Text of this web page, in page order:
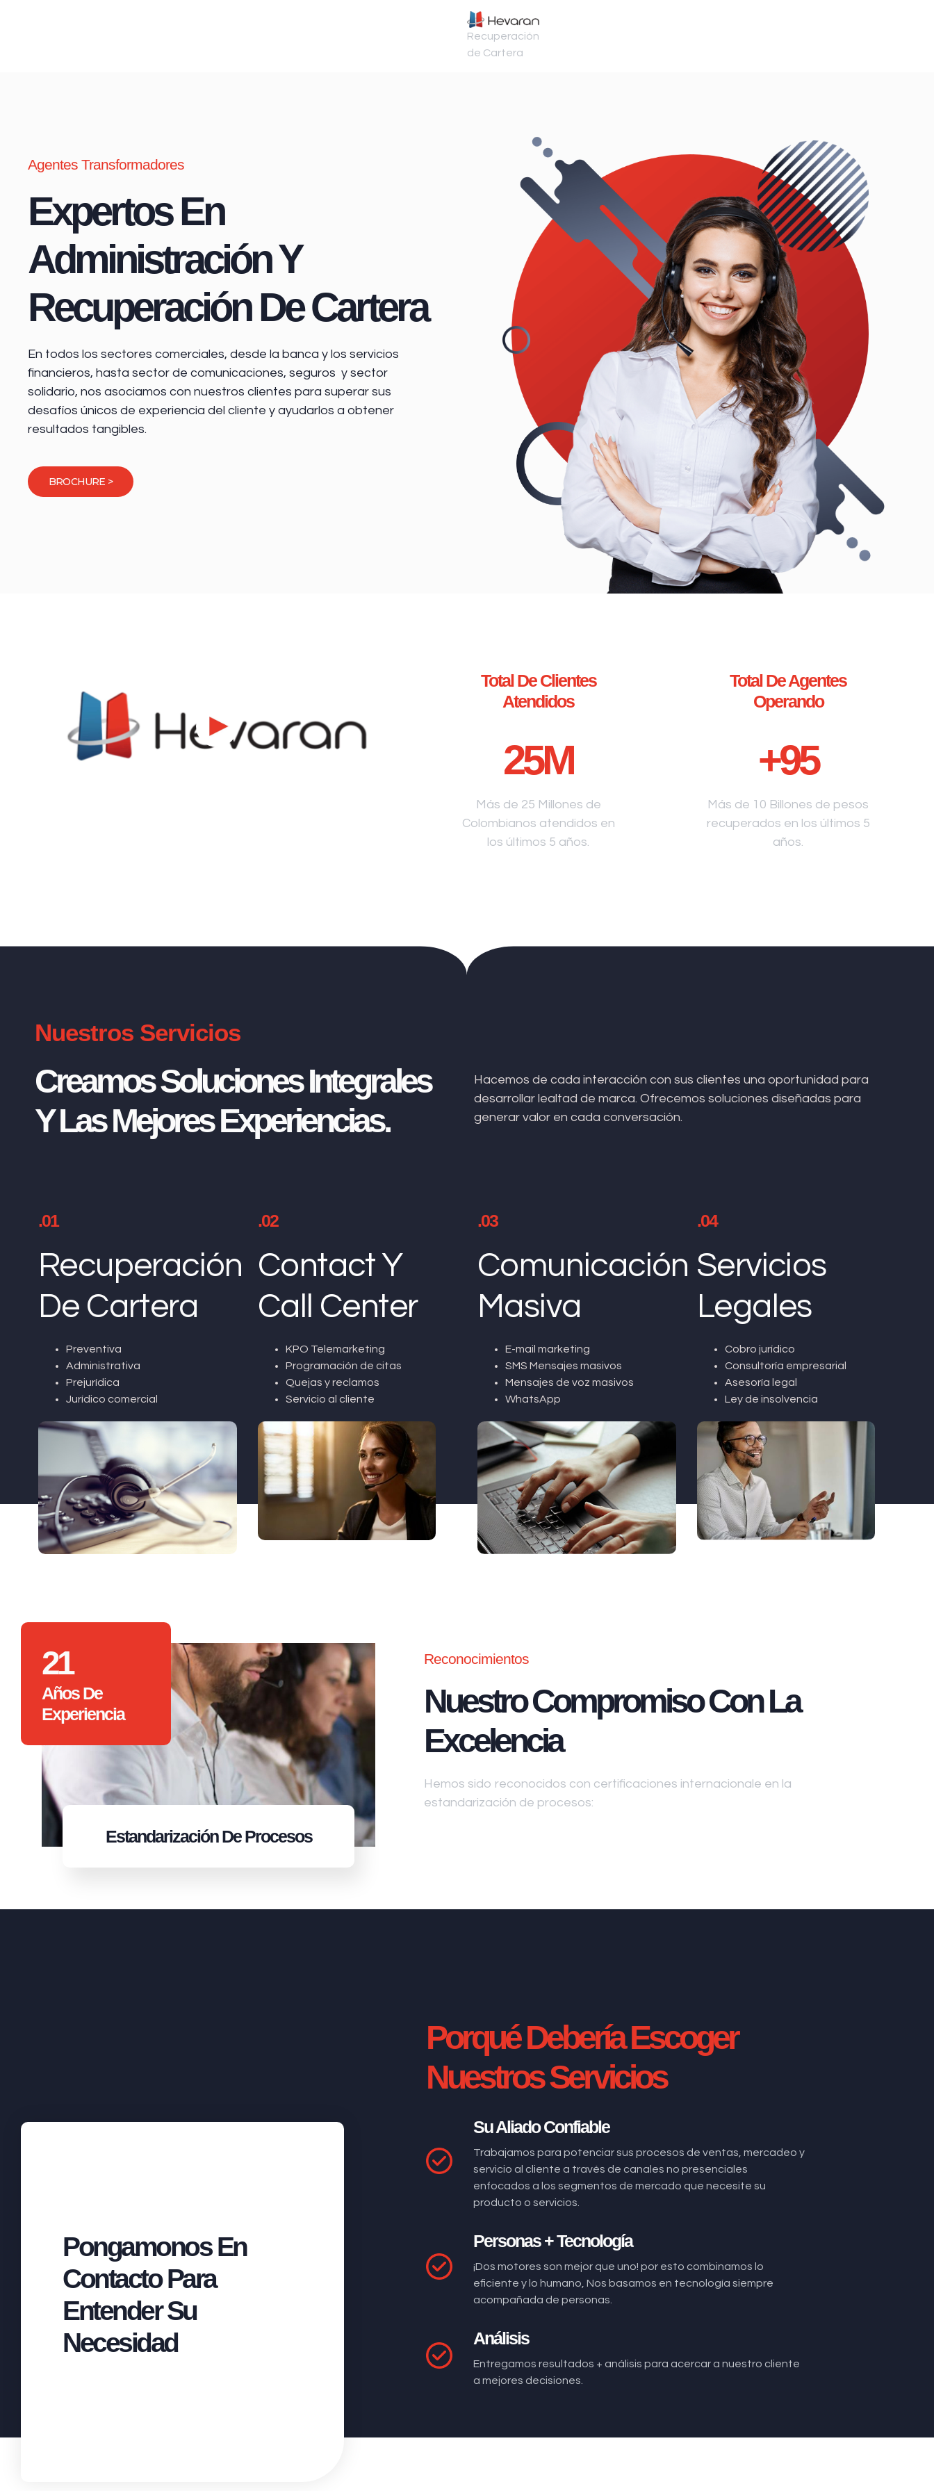
Recuperación
de Cartera
Agentes Transformadores
Expertos En
Administración Y
Recuperación De Cartera
En todos los sectores comerciales, desde la banca y los servicios
financieros, hasta sector de comunicaciones, seguros y sector
solidario, nos asociamos con nuestros clientes para superar sus
desafíos únicos de experiencia del cliente y ayudarlos a obtener
resultados tangibles.
BROCHURE >
Total De Clientes
Atendidos
25M
Más de 25 Millones de
Colombianos atendidos en
los últimos 5 años.
Total De Agentes
Operando
+95
Más de 10 Billones de pesos
recuperados en los últimos 5
años.
Nuestros Servicios
Creamos Soluciones Integrales
Y Las Mejores Experiencias.
Hacemos de cada interacción con sus clientes una oportunidad para
desarrollar lealtad de marca. Ofrecemos soluciones diseñadas para
generar valor en cada conversación.
.01
Recuperación
De Cartera
Preventiva
Administrativa
Prejurídica
Jurídico comercial
.02
Contact Y
Call Center
KPO Telemarketing
Programación de citas
Quejas y reclamos
Servicio al cliente
.03
Comunicación
Masiva
E-mail marketing
SMS Mensajes masivos
Mensajes de voz masivos
WhatsApp
.04
Servicios
Legales
Cobro jurídico
Consultoría empresarial
Asesoría legal
Ley de insolvencia
21
Años De
Experiencia
EstandarizaciónDe Procesos
Reconocimientos
Nuestro Compromiso Con La
Excelencia
Hemos sido reconocidos con certificaciones internacionale en la
estandarización de procesos:
Pongamonos En
Contacto Para
Entender Su
Necesidad
Porqué Debería Escoger
Nuestros Servicios
Su Aliado Confiable
Trabajamos para potenciar sus procesos de ventas, mercadeo y
servicio al cliente a través de canales no presenciales
enfocados a los segmentos de mercado que necesite su
producto o servicios.
Personas + Tecnología
¡Dos motores son mejor que uno! por esto combinamos lo
eficiente y lo humano, Nos basamos en tecnología siempre
acompañada de personas.
Análisis
Entregamos resultados + análisis para acercar a nuestro cliente
a mejores decisiones.